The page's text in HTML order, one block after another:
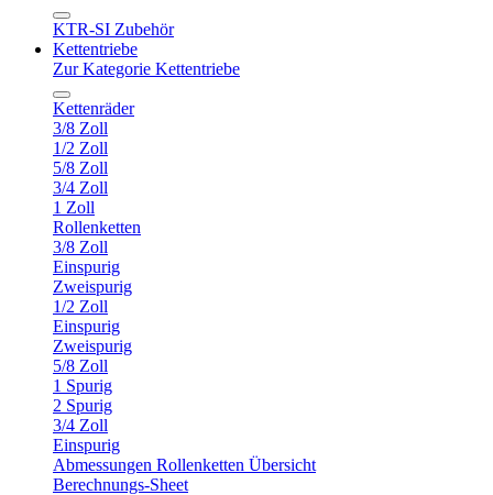
KTR-SI Zubehör
Kettentriebe
Zur Kategorie Kettentriebe
Kettenräder
3/8 Zoll
1/2 Zoll
5/8 Zoll
3/4 Zoll
1 Zoll
Rollenketten
3/8 Zoll
Einspurig
Zweispurig
1/2 Zoll
Einspurig
Zweispurig
5/8 Zoll
1 Spurig
2 Spurig
3/4 Zoll
Einspurig
Abmessungen Rollenketten Übersicht
Berechnungs-Sheet